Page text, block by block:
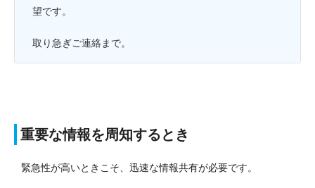
望です。
取り急ぎご連絡まで。
重要な情報を周知するとき
緊急性が高いときこそ、迅速な情報共有が必要です。